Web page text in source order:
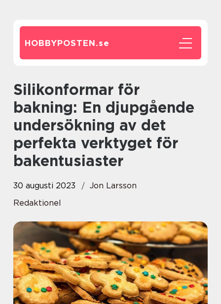
HOBBYPOSTEN.se
Silikonformar för
bakning: En djupgående
undersökning av det
perfekta verktyget för
bakentusiaster
30 augusti 2023
Jon Larsson
Redaktionel